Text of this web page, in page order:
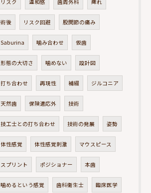
リスク 違和感 歯周外科 痺れ
術後 リスク回避 股関節の痛み
Saburina 噛み合わせ 仮歯
形態の大切さ 噛めない 設計図
打ち合わせ 再現性 補綴 ジルコニア
天然歯 保険適応外 技術
技工士との打ち合わせ 技術の発展 姿勢
体性感覚 体性感覚刺激 マウスピース
スプリント ポジショナー 本歯
噛めるという感覚 歯科衛生士 臨床医学